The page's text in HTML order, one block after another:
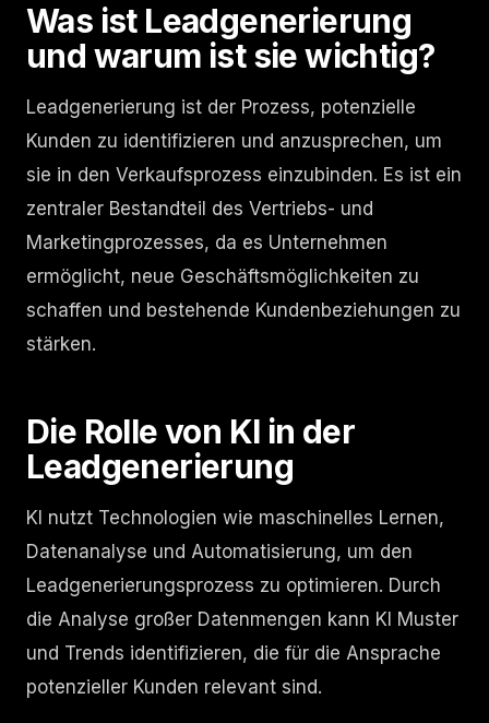
Was ist Leadgenerierung
und warum ist sie wichtig?
Leadgenerierung ist der Prozess, potenzielle
Kunden zu identifizieren und anzusprechen, um
sie in den Verkaufsprozess einzubinden. Es ist ein
zentraler Bestandteil des Vertriebs- und
Marketingprozesses, da es Unternehmen
ermöglicht, neue Geschäftsmöglichkeiten zu
schaffen und bestehende Kundenbeziehungen zu
stärken.
Die Rolle von KI in der
Leadgenerierung
KI nutzt Technologien wie maschinelles Lernen,
Datenanalyse und Automatisierung, um den
Leadgenerierungsprozess zu optimieren. Durch
die Analyse großer Datenmengen kann KI Muster
und Trends identifizieren, die für die Ansprache
potenzieller Kunden relevant sind.